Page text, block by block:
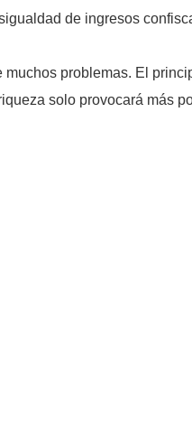
de ingresos
problemas. El
solo provocará más